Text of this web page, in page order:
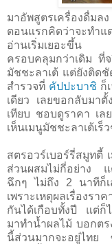
มาอัพสูตรเครื่องดื่มล
ตอนแรกคิดว่าจะทำแ
อ่านเริ่มเยอะขึ้น ต๊
ครอบคลุมกว่าเดิม ที่
มัชชะลาเต้ แต่ยังติด
สำรวจที่ คัปปะบาชิ ก็
เดียว เลยขอกลับมา
เทียบ ชอบดูราคา เล
เห็นเมนูมัชชะลาเต้เ
สตรอวร์เบอร์รี่สมูทตี้
ส่วนผสมไม่กี่อย่าง
ฉึกๆ ไม่ถึง 2 นาทีก็เ
เพราะเหตุผลเรื่องร
กันได้เกือบทั้งปี แต่ก็
มาทำนํ้าผลไม้ บอกต
นี้ส่วนมากจะอยู่ไทย